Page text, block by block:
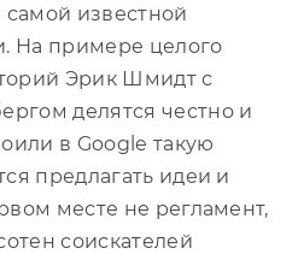
самой известной
На примере целого
Эрик Шмидт с
делятся честно и
в Google такую
предлагать идеи и
месте не регламент,
соискателей